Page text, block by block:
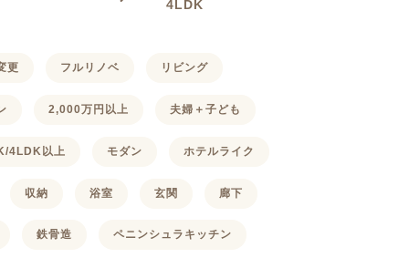
4LDK
更 フルリノベ リビング
2,000万円以上 夫婦＋子ども
4LDK以上 モダン ホテルライク
収納 浴室 玄関 廊下
鉄骨造 ペニンシュラキッチン